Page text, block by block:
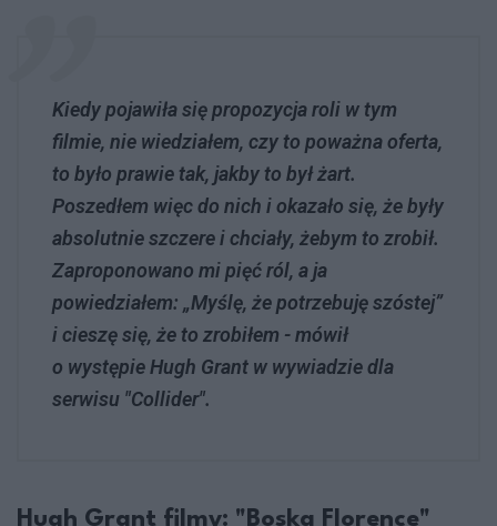
Kiedy pojawiła się propozycja roli w tym
filmie, nie wiedziałem, czy to poważna oferta,
to było prawie tak, jakby to był żart.
Poszedłem więc do nich i okazało się, że były
absolutnie szczere i chciały, żebym to zrobił.
Zaproponowano mi pięć ról, a ja
powiedziałem: „Myślę, że potrzebuję szóstej”
i cieszę się, że to zrobiłem - mówił
o występie Hugh Grant w wywiadzie dla
serwisu "Collider".
Hugh Grant filmy: "Boska Florence"